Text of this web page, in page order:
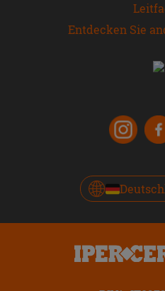
Entdecken Sie